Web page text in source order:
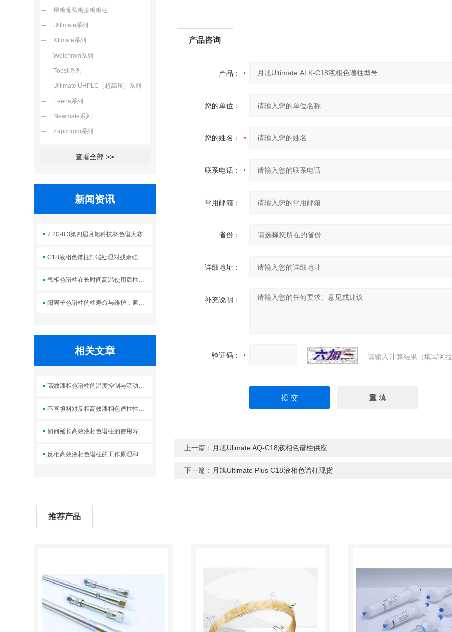
果糖葡萄糖蔗糖糖柱
Ultimate系列
Xtimate系列
Welchrom系列
Topsil系列
Ultimate UHPLC（超高压）系列
Leena系列
Newmate系列
Zapchrom系列
查看全部 >>
新闻资讯
7.20-8.3第四届月旭科技杯色谱大赛 万元大奖等你
C18液相色谱柱封端处理对残余硅羟基的屏蔽及峰拖尾改善效果
气相色谱柱在长时间高温使用后柱效下降的诊断与切割修复技术
阳离子色谱柱的柱寿命与维护：避免过渡金属污染与柱性能下降
相关文章
高效液相色谱柱的温度控制与流动相优化技巧分析
不同填料对反相高效液相色谱柱性能的影响
如何延长高效液相色谱柱的使用寿命？
反相高效液相色谱柱的工作原理和基本结构
产品咨询
产品：
您的单位：
您的姓名：
联系电话：
常用邮箱：
省份：
详细地址：
补充说明：
验证码： 请输入计算结果（填写阿
上一篇： 月旭Ulimate AQ-C18液相色谱柱供应
下一篇： 月旭Ultimate Plus C18液相色谱柱现货
推荐产品